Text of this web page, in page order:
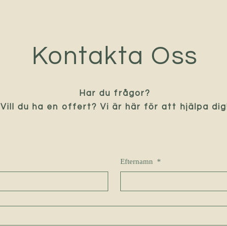
Kontakta Oss
Har du frågor?
Vill du ha en offert? Vi är här för att hjälpa
Efternamn *